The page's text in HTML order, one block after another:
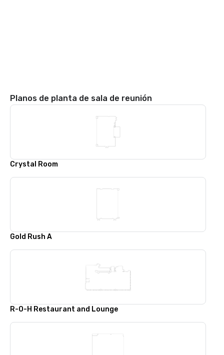
Planos de planta de sala de reunión
Crystal Room
Gold Rush A
R-O-H Restaurant and Lounge